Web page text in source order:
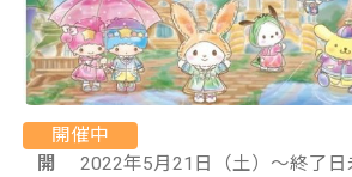
開催中
開
2022年5月21日（土）～終了